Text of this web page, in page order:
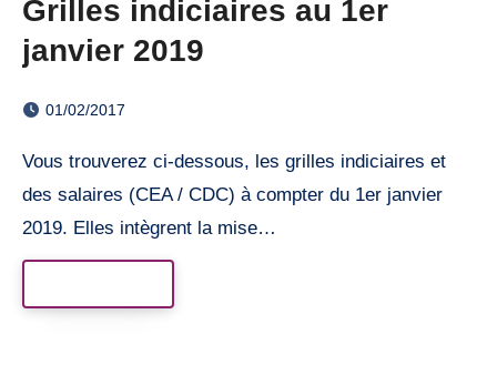
Grilles indiciaires au 1er
janvier 2019
01/02/2017
Vous trouverez ci-dessous, les grilles indiciaires et
des salaires (CEA / CDC) à compter du 1er janvier
2019. Elles intègrent la mise…